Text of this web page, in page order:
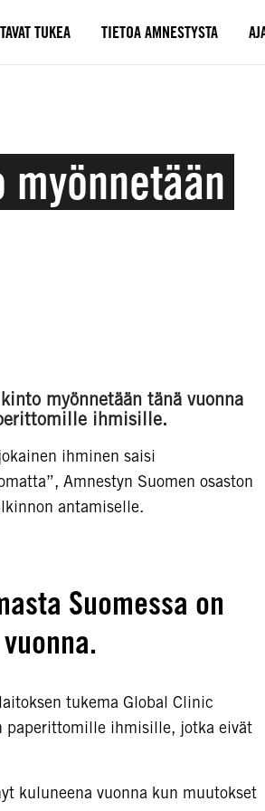
TAVAT TUKEA TIETOA AMNESTYSTA
myönnetään tänä vuonna
ihmisille.
ihminen saisi
Amnestyn Suomen osaston
antamiselle.
Suomessa on
tukema Global Clinic
paperittomille ihmisille, jotka eivät
kuluneena vuonna kun muutokset